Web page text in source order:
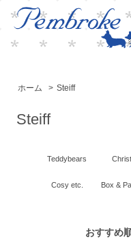
ホーム > Steiff
Steiff
Teddybears
Cosy etc. Box &
おすすめ